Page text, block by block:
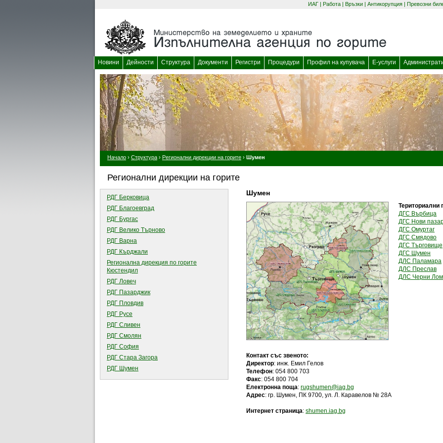
ИАГ | Работа | Връзки | Антикорупция | Превозни
Новини Дейности Структура Документи Регистри Процедури Профил на купувача (отваря се в нов прозорец)
Е-услуги (отваря се в
Начало › Структура › Регионални дирекции на горите › Шумен
Регионални дирекции на горите
РДГ Берковица
РДГ Благоевград
РДГ Бургас
РДГ Велико Търново
РДГ Варна
РДГ Кърджали
Регионална дирекция по горите
Кюстендил
РДГ Ловеч
РДГ Пазарджик
РДГ Пловдив
РДГ Русе
РДГ Сливен
РДГ Смолян
РДГ София
РДГ Стара Загора
РДГ Шумен
Шумен
Териториални
ДГС Върбица
ДГС Нови
ДГС Омуртаг
ДГС Смядово
ДГС Търговище
ДГС Шумен
ДЛС Паламара
ДЛС Преслав
ДЛС Черни Лом
Контакт със звеното:
Директор: инж. Емил Гелов
Телефон: 054 800 703
Факс: 054 800 704
Електронна поща: rugshumen@iag.bg
Адрес: гр. Шумен, ПК 9700, ул. Л. Каравелов № 28А
Интернет страница: shumen.iag.bg